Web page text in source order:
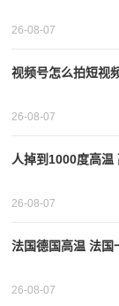
26-08-07
视频号怎么拍短视
26-08-07
人掉到1000度高温
26-08-07
法国德国高温 法国
26-08-07